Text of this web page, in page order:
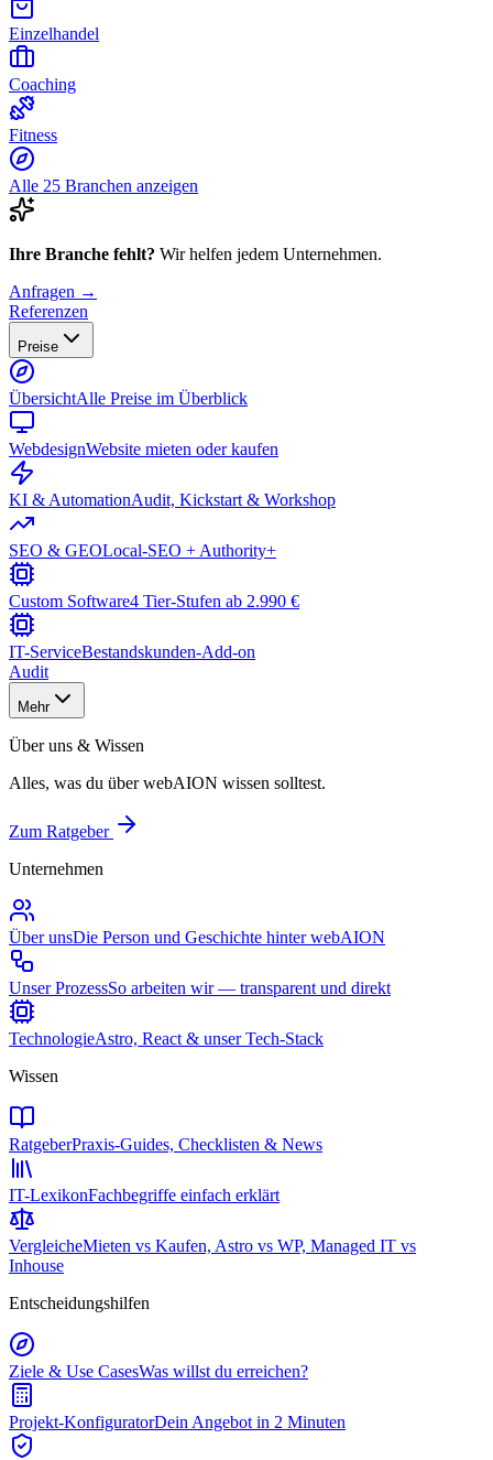
Einzelhandel
Coaching
Fitness
Alle 25 Branchen anzeigen
Ihre Branche fehlt? Wir helfen jedem Unternehmen.
Anfragen →
Referenzen
Preise
ÜbersichtAlle Preise im Überblick
WebdesignWebsite mieten oder kaufen
KI & AutomationAudit, Kickstart & Workshop
SEO & GEOLocal-SEO + Authority+
Custom Software4 Tier-Stufen ab 2.990 €
IT-ServiceBestandskunden-Add-on
Audit
Mehr
Über uns & Wissen
Alles, was du über webAION wissen solltest.
Zum Ratgeber
Unternehmen
Über unsDie Person und Geschichte hinter webAION
Unser ProzessSo arbeiten wir — transparent und direkt
TechnologieAstro, React & unser Tech-Stack
Wissen
RatgeberPraxis-Guides, Checklisten & News
IT-LexikonFachbegriffe einfach erklärt
VergleicheMieten vs Kaufen, Astro vs WP, Managed IT vs
Inhouse
Entscheidungshilfen
Ziele & Use CasesWas willst du erreichen?
Projekt-KonfiguratorDein Angebot in 2 Minuten